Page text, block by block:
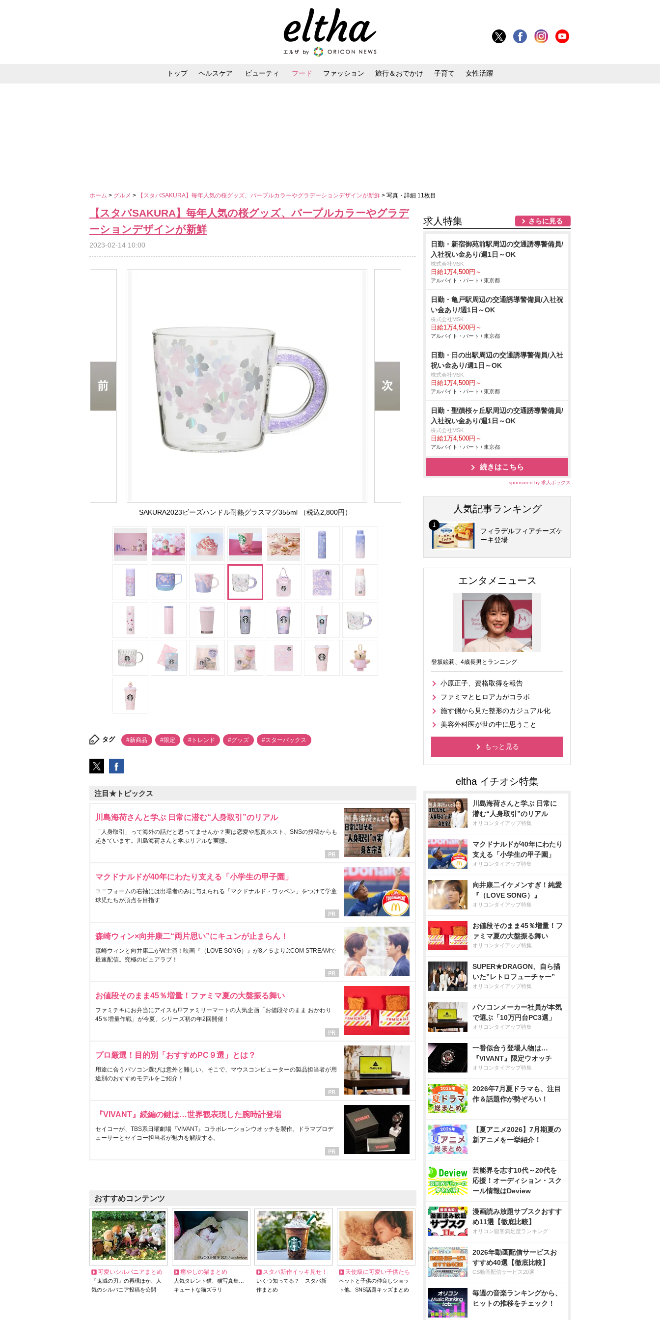
トップ ヘルスケア ビューティ フード ファッション 旅行＆おでかけ 子育て 女性活躍
ホーム > グルメ > 【スタバSAKURA】毎年人気の桜グッズ、パープルカラーやグラデーションデザインが新鮮 > 写真・詳細 11枚目
【スタバSAKURA】毎年人気の桜グッズ、パープルカラーやグラデ
ーションデザインが新鮮
2023-02-14 10:00
SAKURA2023ビーズハンドル耐熱グラスマグ355ml （税込2,800円）
タグ #新商品 #限定 #トレンド #グッズ #スターバックス
注目★トピックス
川島海荷さんと学ぶ 日常に潜む“人身取引”のリアル
「人身取引」って海外の話だと思ってませんか？実は恋愛や悪質ホスト、SNSの投稿からも
起きています。川島海荷さんと学ぶリアルな実態。
マクドナルドが40年にわたり支える「小学生の甲子園」
ユニフォームの右袖には出場者のみに与えられる「マクドナルド・ワッペン」をつけて学童
球児たちが頂点を目指す
森崎ウィン×向井康二“両片思い”にキュンが止まらん！
森崎ウィンと向井康二がW主演！映画『（LOVE SONG）』が8／５よりJ:COM STREAMで
最速配信。究極のピュアラブ！
お値段そのまま45％増量！ファミマ夏の大盤振る舞い
ファミチキにお弁当にアイスも!?ファミリーマートの人気企画「お値段そのまま おかわり
45％増量作戦」が今夏、シリーズ初の年2回開催！
プロ厳選！目的別「おすすめPC９選」とは？
用途に合うパソコン選びは意外と難しい。そこで、マウスコンピューターの製品担当者が用
途別のおすすめモデルをご紹介！
『VIVANT』続編の鍵は…世界観表現した腕時計登場
セイコーが、TBS系日曜劇場『VIVANT』コラボレーションウオッチを製作。ドラマプロデ
ューサーとセイコー担当者が魅力を解説する。
おすすめコンテンツ
可愛いシルバニアまとめ
『鬼滅の刃』の再現ほか、人
気のシルバニア投稿を公開
癒やしの猫まとめ
人気タレント猫、猫写真集…
キュートな猫ズラリ
スタバ新作イッキ見せ！
いくつ知ってる？ スタバ新
作まとめ
天使級に可愛い子供たち
ペットと子供の仲良しショッ
ト他、SNS話題キッズまとめ
求人特集 さらに見る
日勤・新宿御苑前駅周辺の交通誘導警備員/
入社祝い金あり/週1日～OK
株式会社MSK
日給1万4,500円～
アルバイト・パート / 東京都
日勤・亀戸駅周辺の交通誘導警備員/入社祝
い金あり/週1日～OK
株式会社MSK
日給1万4,500円～
アルバイト・パート / 東京都
日勤・日の出駅周辺の交通誘導警備員/入社
祝い金あり/週1日～OK
株式会社MSK
日給1万4,500円～
アルバイト・パート / 東京都
日勤・聖蹟桜ヶ丘駅周辺の交通誘導警備員/
入社祝い金あり/週1日～OK
株式会社MSK
日給1万4,500円～
アルバイト・パート / 東京都
続きはこちら
sponsored by 求人ボックス
人気記事ランキング
フィラデルフィアチーズケ
ーキ登場
エンタメニュース
登坂絵莉、4歳長男とランニング
小原正子、資格取得を報告
ファミマとヒロアカがコラボ
施す側から見た整形のカジュアル化
美容外科医が世の中に思うこと
もっと見る
川島海荷さんと学ぶ 日常に
潜む“人身取引”のリアル
オリコンタイアップ特集
マクドナルドが40年にわたり
支える「小学生の甲子園」
オリコンタイアップ特集
向井康二イケメンすぎ！純愛
『（LOVE SONG）』
オリコンタイアップ特集
お値段そのまま45％増量！フ
ァミマ夏の大盤振る舞い
オリコンタイアップ特集
SUPER★DRAGON、自ら描
いた”レトロフューチャー”
オリコンタイアップ特集
パソコンメーカー社員が本気
で選ぶ「10万円台PC3選」
オリコンタイアップ特集
一番似合う登場人物は…
『VIVANT』限定ウオッチ
オリコンタイアップ特集
2026年7月夏ドラマも、注目
作＆話題作が勢ぞろい！
【夏アニメ2026】7月期夏の
新アニメを一挙紹介！
芸能界を志す10代～20代を
応援！オーディション・スク
ール情報はDeview
漫画読み放題サブスクおすす
め11選【徹底比較】
オリコン顧客満足度ランキング
2026年動画配信サービスお
すすめ40選【徹底比較】
CS動画配信サービス20選
毎週の音楽ランキングから、
ヒットの推移をチェック！